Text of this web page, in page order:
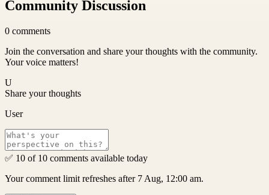
Community Discussion
0 comments
Join the conversation and share your thoughts with the community.
Your voice matters!
U
Share your thoughts
User
✅ 10 of 10 comments available today
Your comment limit refreshes after 7 Aug, 12:00 am.